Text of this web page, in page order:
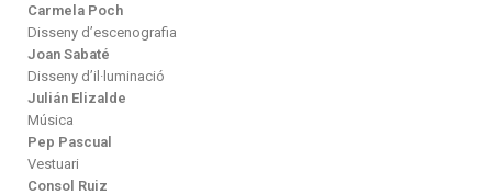
Carmela Poch
Disseny d’escenografia
Joan Sabaté
Disseny d’il·luminació
Julián Elizalde
Música
Pep Pascual
Vestuari
Consol Ruiz